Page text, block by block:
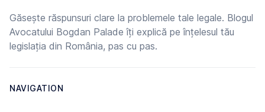
Găsește răspunsuri clare la problemele tale legale. Blogul
Avocatului Bogdan Palade îți explică pe înțelesul tău
legislația din România, pas cu pas.
NAVIGATION